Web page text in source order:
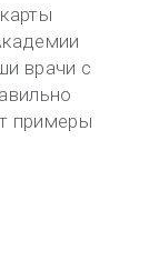
врачи с
примеры